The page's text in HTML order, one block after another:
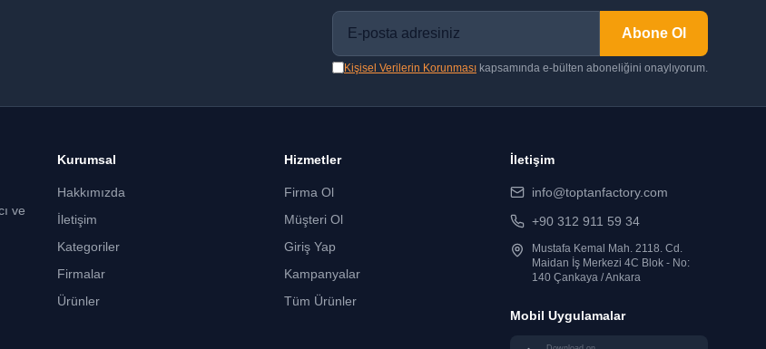
Abone Ol
Kişisel Verilerin Korunması kapsamında e-bülten aboneliğini onaylıyorum.
ve
Kurumsal
Hakkımızda
İletişim
Kategoriler
Firmalar
Ürünler
Hizmetler
Firma Ol
Müşteri Ol
Giriş Yap
Kampanyalar
Tüm Ürünler
İletişim
info@toptanfactory.com
+90 312 911 59 34
Mustafa Kemal Mah. 2118. Cd.
Maidan İş Merkezi 4C Blok - No:
140 Çankaya / Ankara
Mobil Uygulamalar